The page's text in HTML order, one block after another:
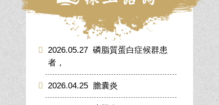
2026.05.27 磷脂質蛋白症候群患
者，
2026.04.25 膽囊炎